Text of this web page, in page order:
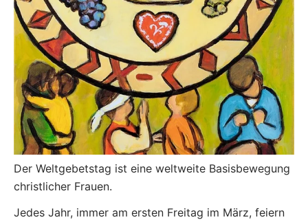
Der Weltgebetstag ist eine weltweite Basisbewegung
christlicher Frauen.
Jedes Jahr, immer am ersten Freitag im März, feiern